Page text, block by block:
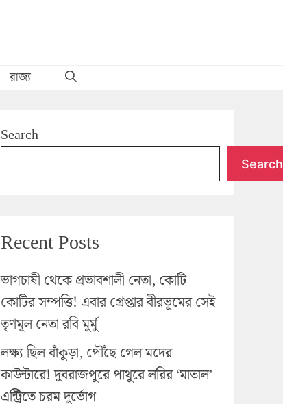
রাজ্য
Search
Search
Recent Posts
ভাগচাষী থেকে প্রভাবশালী নেতা, কোটি
কোটির সম্পত্তি! এবার গ্রেপ্তার বীরভূমের সেই
তৃণমূল নেতা রবি মুর্মু
লক্ষ্য ছিল বাঁকুড়া, পৌঁছে গেল মদের
কাউন্টারে! দুবরাজপুরে পাথুরে লরির ‘মাতাল’
এন্ট্রিতে চরম দুর্ভোগ